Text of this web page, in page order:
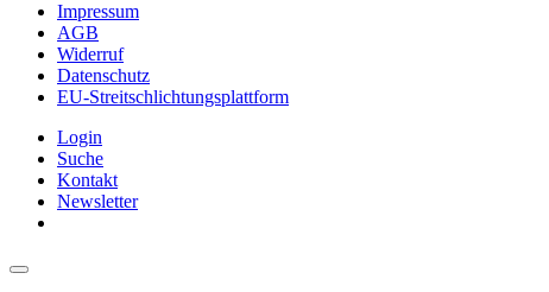
Impressum
AGB
Widerruf
Datenschutz
EU-Streitschlichtungsplattform
Login
Suche
Kontakt
Newsletter